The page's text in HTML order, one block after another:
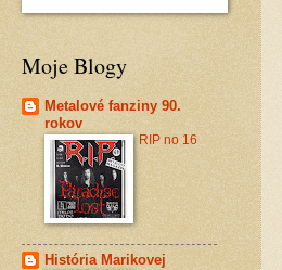
Moje Blogy
Metalové fanziny 90.
rokov
RIP no 16
História Marikovej